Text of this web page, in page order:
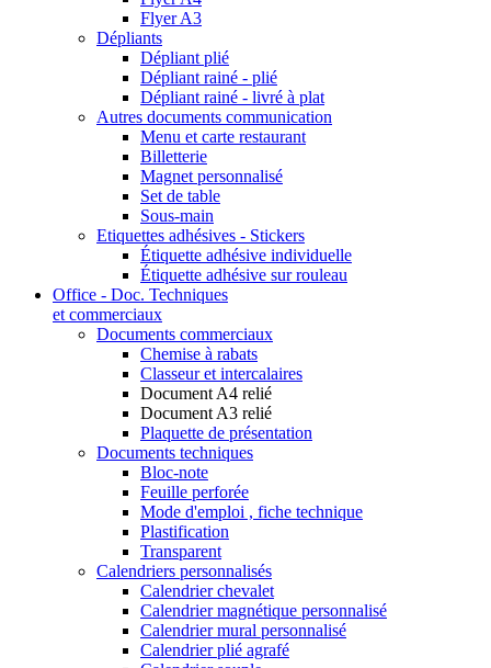
Flyer A3
Dépliants
Dépliant plié
Dépliant rainé - plié
Dépliant rainé - livré à plat
Autres documents communication
Menu et carte restaurant
Billetterie
Magnet personnalisé
Set de table
Sous-main
Etiquettes adhésives - Stickers
Étiquette adhésive individuelle
Étiquette adhésive sur rouleau
Office - Doc. Techniques
et commerciaux
Documents commerciaux
Chemise à rabats
Classeur et intercalaires
Document A4 relié
Document A3 relié
Plaquette de présentation
Documents techniques
Bloc-note
Feuille perforée
Mode d'emploi , fiche technique
Plastification
Transparent
Calendriers personnalisés
Calendrier chevalet
Calendrier magnétique personnalisé
Calendrier mural personnalisé
Calendrier plié agrafé